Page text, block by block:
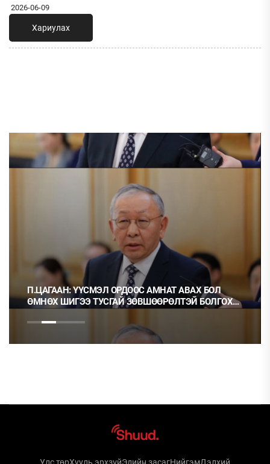
2026-06-09
Хариулах
П.ЦАГААН: ҮҮСМЭЛ ОРДООС АМНАТ АВАХ БОЛ
ӨМНӨХ ШИГЭЭ ТУСГАЙ ЗӨВШӨӨРӨЛТЭЙ БОЛГОХ
Улс төрХууль эрхзүйЭдийн засагНийгэмДэлхий